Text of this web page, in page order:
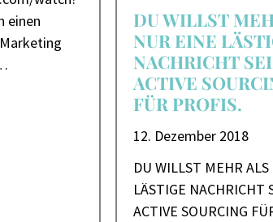
einen
12. Dezember 2018
DU WILLST
NUR EINE
NACHRICHT
ACTIVE
FÜR PROFIS.
DU WILLST MEHR ALS
LÄSTIGE NACHRICHT
ACTIVE SOURCING